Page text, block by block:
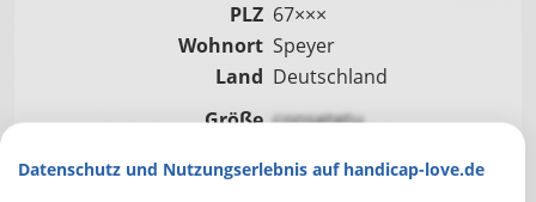
Datenschutz und Nutzungserlebnis auf handicap-love.de
PLZ 67×××
Wohnort Speyer
Land Deutschland
Größe consetetu
Sternzeichen conse